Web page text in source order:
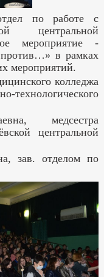
по работе с
центральной
мероприятие -
в рамках
мероприятий.
колледжа
технологического
медсестра
центральной
зав. отделом по